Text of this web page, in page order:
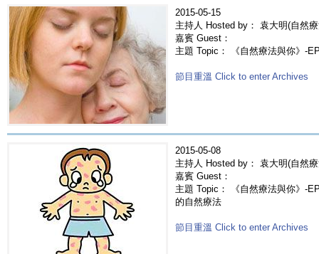
2015-05-15
主持人 Hosted by： 袁大明(自然
嘉賓 Guest：
主題 Topic： 《自然療法與你》-
節目重溫 Click to enter Archives
2015-05-08
主持人 Hosted by： 袁大明(自然
嘉賓 Guest：
主題 Topic： 《自然療法與你》-
的自然療法
節目重溫 Click to enter Archives